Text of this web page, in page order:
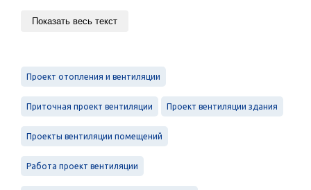
Показать весь текст
Проект отопления и вентиляции
Приточная проект вентиляции Проект вентиляции здания
Проекты вентиляции помещений
Работа проект вентиляции